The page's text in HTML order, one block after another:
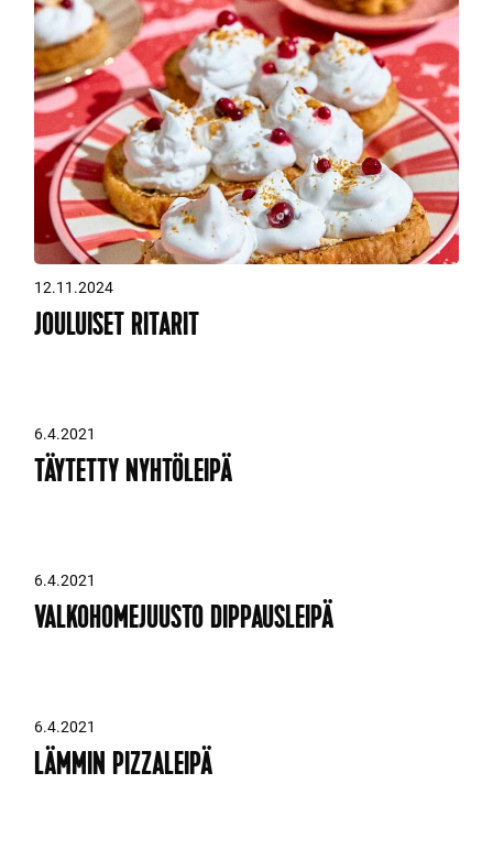
12.11.2024
JOULUISET RITARIT
6.4.2021
TÄYTETTY NYHTÖLEIPÄ
6.4.2021
VALKOHOMEJUUSTO DIPPAUSLEIPÄ
6.4.2021
LÄMMIN PIZZALEIPÄ